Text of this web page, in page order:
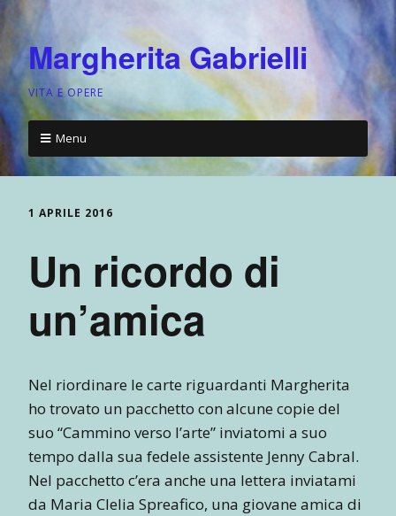
Margherita Gabrielli
VITA E OPERE
Menu
1 APRILE 2016
Un ricordo di
un’amica
Nel riordinare le carte riguardanti Margherita
ho trovato un pacchetto con alcune copie del
suo “Cammino verso l’arte” inviatomi a suo
tempo dalla sua fedele assistente Jenny Cabral.
Nel pacchetto c’era anche una lettera inviatami
da Maria Clelia Spreafico, una giovane amica di